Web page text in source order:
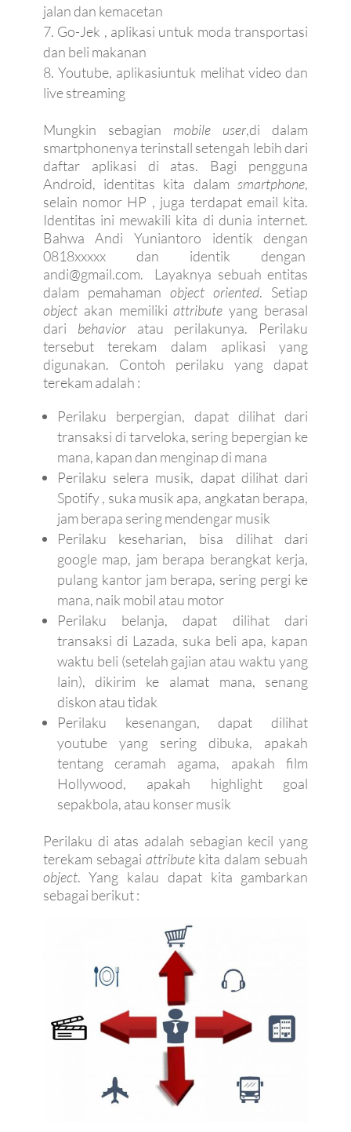
jalan dan kemacetan
Go-Jek , aplikasi untuk moda transportasi
dan beli makanan
Youtube, aplikasiuntuk melihat video dan
live streaming
Mungkin sebagian mobile user,di dalam
smartphonenya terinstall setengah lebih dari
daftar aplikasi di atas. Bagi pengguna
Android, identitas kita dalamsmartphone,
selain nomor HP , juga terdapat email kita.
Identitas ini mewakili kita di dunia internet.
Bahwa Andi Yuniantoro identik dengan
0818xxxxx dan identik dengan
andi@gmail.com. Layaknya sebuah entitas
dalam pemahaman object oriented. Setiap
object akan memilikiattribute yang berasal
dari behavioratau perilakunya. Perilaku
tersebut terekam dalam aplikasi yang
digunakan. Contoh perilaku yang dapat
terekam adalah :
Perilaku berpergian, dapat dilihat dari
transaksi di tarveloka, sering bepergian ke
mana, kapan dan menginap di mana
Perilaku selera musik, dapat dilihat dari
Spotify , suka musik apa, angkatan berapa,
jam berapa sering mendengar musik
Perilaku keseharian, bisa dilihat dari
google map, jam berapa berangkat kerja,
pulang kantor jam berapa, sering pergi ke
mana, naik mobil atau motor
Perilaku belanja, dapat dilihat dari
transaksi di Lazada, suka beli apa, kapan
waktu beli (setelah gajian atau waktu yang
lain), dikirim ke alamat mana, senang
diskon atau tidak
Perilaku kesenangan, dapat dilihat
youtube yang sering dibuka, apakah
tentang ceramah agama, apakah film
Hollywood, apakah highlight goal
sepakbola, atau konser musik
Perilaku di atas adalah sebagian kecil yang
terekam sebagai attributekita dalam sebuah
object. Yang kalau dapat kita gambarkan
sebagai berikut :